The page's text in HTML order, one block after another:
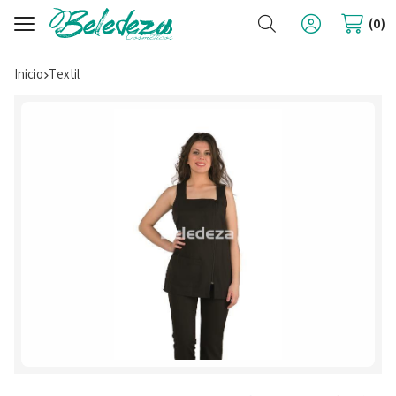
Buscar 0
Inicio textil